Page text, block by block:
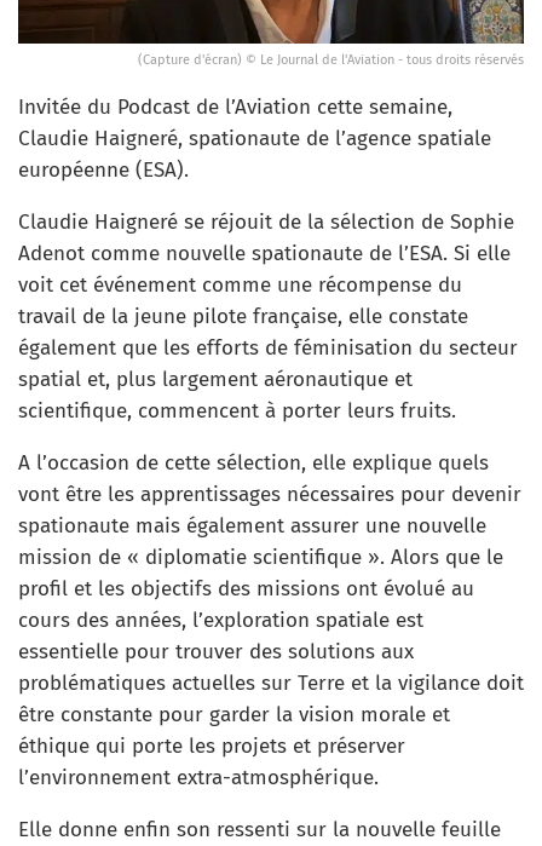
(Capture d'écran) © Le Journal de l'Aviation - tous droits réservés
Invitée du Podcast de l’Aviation cette semaine,
Claudie Haigneré, spationaute de l’agence spatiale
européenne (ESA).
Claudie Haigneré se réjouit de la sélection de Sophie
Adenot comme nouvelle spationaute de l’ESA. Si elle
voit cet événement comme une récompense du
travail de la jeune pilote française, elle constate
également que les efforts de féminisation du secteur
spatial et, plus largement aéronautique et
scientifique, commencent à porter leurs fruits.
A l’occasion de cette sélection, elle explique quels
vont être les apprentissages nécessaires pour devenir
spationaute mais également assurer une nouvelle
mission de « diplomatie scientifique ». Alors que le
profil et les objectifs des missions ont évolué au
cours des années, l’exploration spatiale est
essentielle pour trouver des solutions aux
problématiques actuelles sur Terre et la vigilance doit
être constante pour garder la vision morale et
éthique qui porte les projets et préserver
l’environnement extra-atmosphérique.
Elle donne enfin son ressenti sur la nouvelle feuille